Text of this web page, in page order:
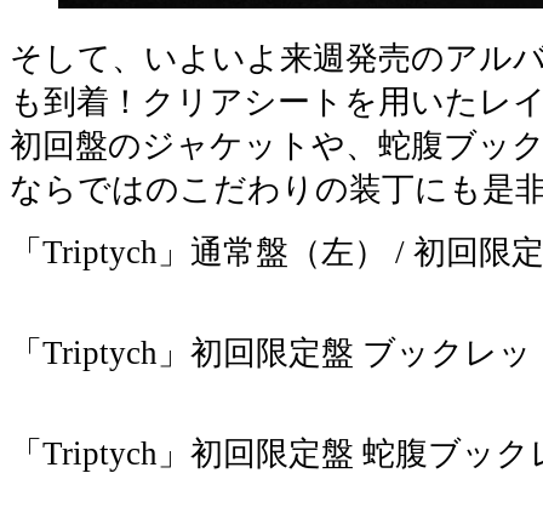
そして、いよいよ来週発売のアル
も到着！クリアシートを用いたレ
初回盤のジャケットや、蛇腹ブッ
ならではのこだわりの装丁にも是
「Triptych」通常盤（左） / 初回限
「Triptych」初回限定盤 ブックレ
「Triptych」初回限定盤 蛇腹ブッ